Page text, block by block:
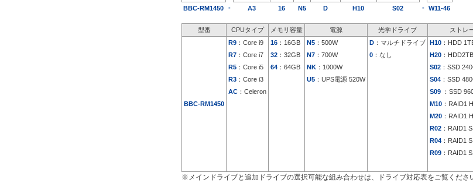
BBC-RM1450 - A3 16 N5 D H10 S02 - W11-46
型番 CPUタイプ メモリ容量 電源 光学ドライブ ストレ
BBC-RM1450
R9 ：Core i9 16 ：16GB N5 ：500W D ：マルチドライブ H10 ：HDD
R7 ：Core i7 32 ：32GB N7 ：700W 0 ：なし H20 ：HDD2TB
R5 ：Core i5 64 ：64GB NK ：1000W S02 ：SSD
R3 ：Core i3 U5 ：UPS電源 520W S04 ：SSD
AC ：Celeron S09 ：SSD
M10 ：RAID1
M20 ：RAID1
R02 ：RAID1
R04 ：RAID1
R09 ：RAID1
※メインドライブと追加ドライブの選択可能な組み合わせは、ドライブ対応表をご覧くださ